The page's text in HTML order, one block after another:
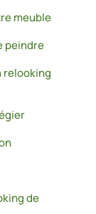
meuble
peindre
relooking
de